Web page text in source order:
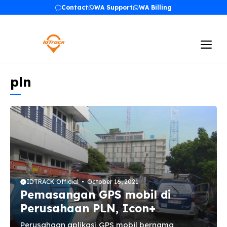
Contact WA Support WA Billing
pln
IDTRACK Official October 16, 2021
Pemasangan GPS mobil di
Perusahaan PLN, Icon+
Perusahaan aplikasi GPS mobil bernama